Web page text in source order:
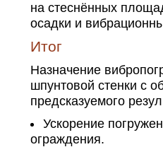
на стеснённых
осадки и
Итог
Назначение
шпунтовой стенки с
предсказуемого
Ускорение
ограждения.